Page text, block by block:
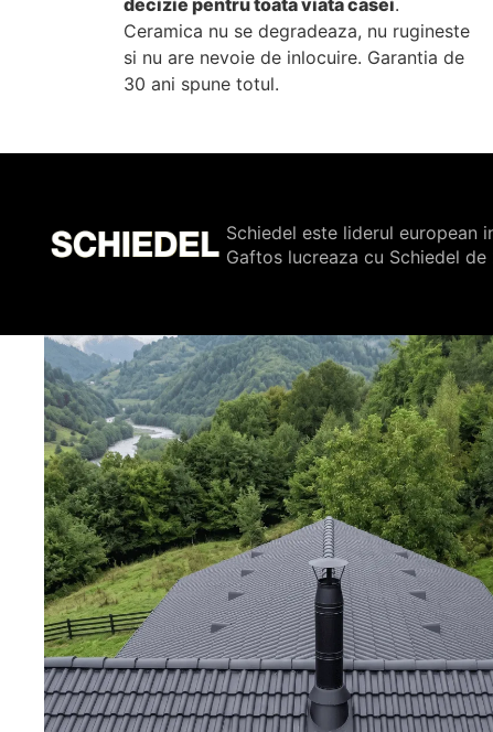
decizie pentru toata viata casei.
Ceramica nu se degradeaza, nu rugineste
si nu are nevoie de inlocuire. Garantia de
30 ani spune totul.
Schiedel este liderul european
Gaftos lucreaza cu Schiedel